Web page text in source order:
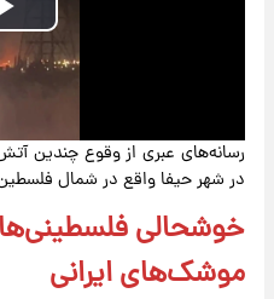
رسانه‌های عبری از وقوع چندین
در شهر حیفا واقع در شمال فلسطین
خوشحالی فلسطینی‌ها
موشک‌های ایرانی